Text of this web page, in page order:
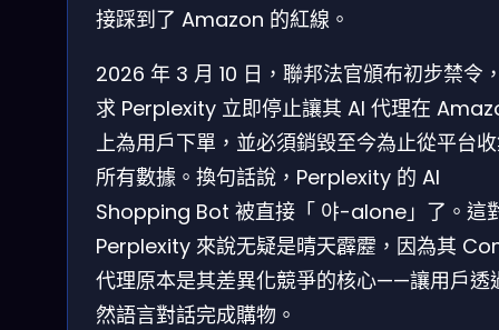
接踩到了 Amazon 的紅線。
2026 年 3 月 10 日，聯邦法官頒布初步禁令
求 Perplexity 立即停止讓其 AI 代理在
上為用戶下單，並必須銷毀至今為止從平台
所有數據。換句話說，Perplexity 的 AI
Shopping Bot 被直接「 야-alone」了。這
Perplexity 來說无疑是晴天霹靂，因為其
代理原本是其差異化競爭的核心——讓用戶透
然語言對話完成購物。